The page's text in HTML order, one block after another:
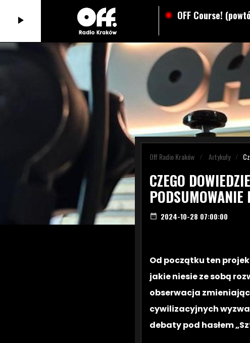
play_arrow OFF Course!
Off Radio Kraków Artykuły
CZEGO
date_range 2024-10-28 07:00:00
Od początku ten
jakie niesie ze sobą
obserwacja
cywilizacyjnych
debaty pod hasłem